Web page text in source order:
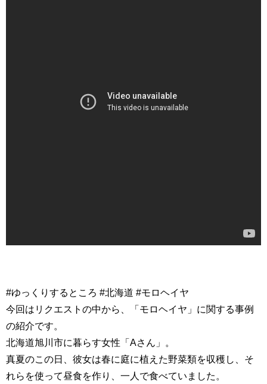
#ゆっくりするところ #北海道 #モロヘイヤ
今回はリクエストの中から、「モロヘイヤ」に関する事例
の紹介です。
北海道旭川市に暮らす女性「Aさん」。
真夏のこの日、彼女は春に庭に植えた野菜類を収穫し、そ
れらを使って昼食を作り、一人で食べていました。